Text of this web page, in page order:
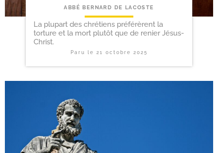
ABBÉ BERNARD DE LACOSTE
La plupart des chrétiens préférèrent la
torture et la mort plutôt que de renier Jésus-
Christ.
Paru le 21 octobre 2025